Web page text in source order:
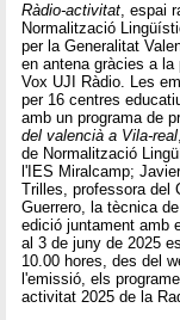
Ràdio-activitat, espai
Normalització
per la Generalitat
en antena gràcies a
Vox UJI Ràdio. Les
per 16 centres
amb un programa de
del valencià a Vila-real
de Normalització
l'IES Miralcamp;
Trilles, professora del
Guerrero, la tècnica
edició juntament amb
al 3 de juny de 2025
10.00 hores, des del
l'emissió, els
activitat 2025 de la